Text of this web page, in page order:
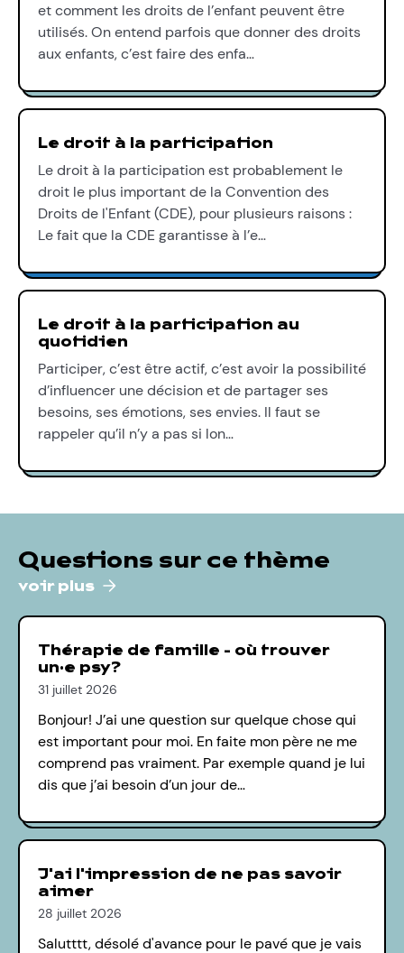
et comment les droits de l’enfant peuvent être
utilisés. On entend parfois que donner des droits
aux enfants, c’est faire des enfa…
Le droit à la participation
Le droit à la participation est probablement le
droit le plus important de la Convention des
Droits de l'Enfant (CDE), pour plusieurs raisons :
Le fait que la CDE garantisse à l’e…
Le droit à la participation au
quotidien
Participer, c’est être actif, c’est avoir la possibilité
d’influencer une décision et de partager ses
besoins, ses émotions, ses envies. Il faut se
rappeler qu’il n’y a pas si lon…
Questions sur ce thème
voir plus
Thérapie de famille - où trouver
un·e psy?
31 juillet 2026
Bonjour! J’ai une question sur quelque chose qui
est important pour moi. En faite mon père ne me
comprend pas vraiment. Par exemple quand je lui
dis que j’ai besoin d’un jour de…
J'ai l'impression de ne pas savoir
aimer
28 juillet 2026
Salutttt, désolé d'avance pour le pavé que je vais